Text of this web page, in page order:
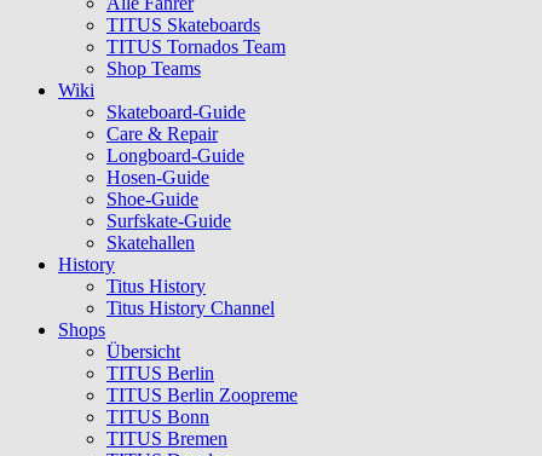
TITUS Skateboards
TITUS Tornados Team
Shop Teams
Wiki
Skateboard-Guide
Care & Repair
Longboard-Guide
Hosen-Guide
Shoe-Guide
Surfskate-Guide
Skatehallen
History
Titus History
Titus History Channel
Shops
Übersicht
TITUS Berlin
TITUS Berlin Zoopreme
TITUS Bonn
TITUS Bremen